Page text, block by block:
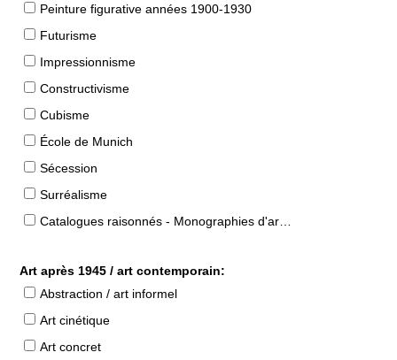
Peinture figurative années 1900-1930
Futurisme
Impressionnisme
Constructivisme
Cubisme
École de Munich
Sécession
Surréalisme
Catalogues raisonnés - Monographies d'artistes
Art après 1945 / art contemporain:
Abstraction / art informel
Art cinétique
Art concret